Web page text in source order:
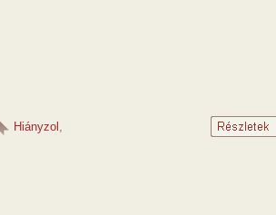
Hiányzol ,